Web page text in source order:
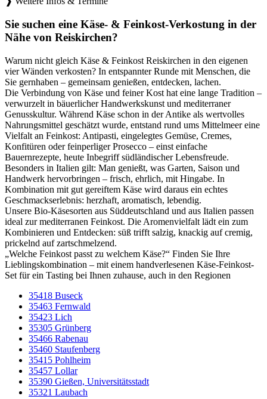
Sie suchen eine Käse- & Feinkost-Verkostung in der
Nähe von Reiskirchen?
Warum nicht gleich Käse & Feinkost Reiskirchen in den eigenen
vier Wänden verkosten? In entspannter Runde mit Menschen, die
Sie gernhaben – gemeinsam genießen, entdecken, lachen.
Die Verbindung von Käse und feiner Kost hat eine lange Tradition –
verwurzelt in bäuerlicher Handwerkskunst und mediterraner
Genusskultur. Während Käse schon in der Antike als wertvolles
Nahrungsmittel geschätzt wurde, entstand rund ums Mittelmeer eine
Vielfalt an Feinkost: Antipasti, eingelegtes Gemüse, Cremes,
Konfitüren oder feinperliger Prosecco – einst einfache
Bauernrezepte, heute Inbegriff südländischer Lebensfreude.
Besonders in Italien gilt: Man genießt, was Garten, Saison und
Handwerk hervorbringen – frisch, ehrlich, mit Hingabe. In
Kombination mit gut gereiftem Käse wird daraus ein echtes
Geschmackserlebnis: herzhaft, aromatisch, lebendig.
Unsere Bio-Käsesorten aus Süddeutschland und aus Italien passen
ideal zur mediterranen Feinkost. Die Aromenvielfalt lädt ein zum
Kombinieren und Entdecken: süß trifft salzig, knackig auf cremig,
prickelnd auf zartschmelzend.
„Welche Feinkost passt zu welchem Käse?“ Finden Sie Ihre
Lieblingskombination – mit einem handverlesenen Käse-Feinkost-
Set für ein Tasting bei Ihnen zuhause, auch in den Regionen
35418 Buseck
35463 Fernwald
35423 Lich
35305 Grünberg
35466 Rabenau
35460 Staufenberg
35415 Pohlheim
35457 Lollar
35390 Gießen, Universitätsstadt
35321 Laubach